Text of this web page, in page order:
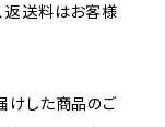
返送料はお客様
けした商品のご